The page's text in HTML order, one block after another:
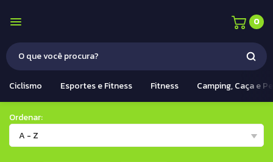
0
Ciclismo Esportes e Fitness Fitness Camping, Caça e
Ordenar:
A - Z